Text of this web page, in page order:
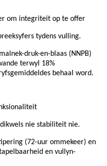
om integriteit op te offer
tydens vulling.
druk-en-blaas (NNPB)
terwyl 18%
behaal word.
nie stabiliteit nie.
(72-uur ommekeer) en
en vullyn-